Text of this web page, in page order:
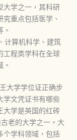
大学之一，其科研
重点包括医学、
计算机科学、建筑
工程类学科在全球
大学学位证正确步
学文凭证书有哪些
大学是英国的红砖
老的大学之一。大
个学科领域，包括